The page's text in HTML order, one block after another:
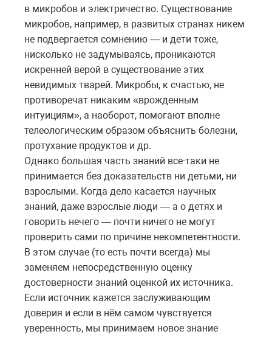
в микробов и электричество. Существование
микробов, например, в развитых странах никем
не подвергается сомнению — и дети тоже,
нисколько не задумываясь, проникаются
искренней верой в существование этих
невидимых тварей. Микробы, к счастью, не
противоречат никаким «врожденным
интуициям», а наоборот, помогают вполне
телеологическим образом объяснить болезни,
протухание продуктов и др.
Однако большая часть знаний все-таки не
принимается без доказательств ни детьми, ни
взрослыми. Когда дело касается научных
знаний, даже взрослые люди — а о детях и
говорить нечего — почти ничего не могут
проверить сами по причине некомпетентности.
В этом случае (то есть почти всегда) мы
заменяем непосредственную оценку
достоверности знаний оценкой их источника.
Если источник кажется заслуживающим
доверия и если в нём самом чувствуется
уверенность, мы принимаем новое знание